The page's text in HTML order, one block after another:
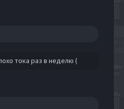
тока раз в неделю (